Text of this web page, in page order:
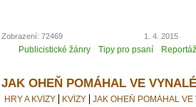
Zobrazení: 72469 1. 4. 2015
Publicistické žánry Tipy pro psaní Reportáž
JAK OHEŇ POMÁHAL VE
HRY A KVÍZY KVÍZY JAK OHEŇ POMÁHAL VE